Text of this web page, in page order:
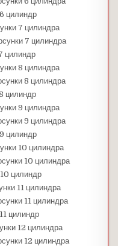
цилиндр
7 цилиндра
7 цилиндра
цилиндр
8 цилиндра
8 цилиндра
цилиндр
9 цилиндра
9 цилиндра
цилиндр
10 цилиндра
10 цилиндра
цилиндр
11 цилиндра
11 цилиндра
цилиндр
12 цилиндра
12 цилиндра